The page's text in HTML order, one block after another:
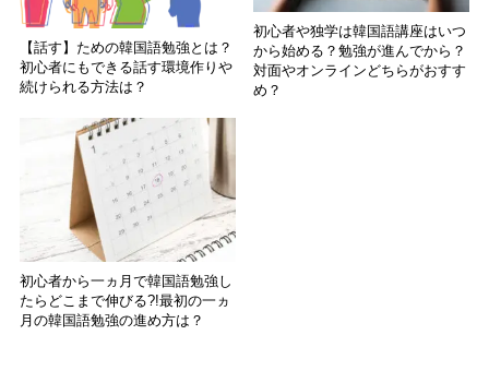
【話す】ための韓国語勉強とは？
初心者にもできる話す環境作りや
続けられる方法は？
初心者や独学は韓国語講座はいつ
から始める？勉強が進んでから？
対面やオンラインどちらがおすす
め？
初心者から一ヵ月で韓国語勉強し
たらどこまで伸びる?!最初の一ヵ
月の韓国語勉強の進め方は？